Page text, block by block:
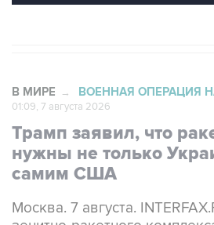
В МИРЕ → ВОЕННАЯ ОПЕРАЦИЯ
01:09, 7 августа 2026
Трамп заявил, что
нужны не только
самим США
Москва. 7 августа.